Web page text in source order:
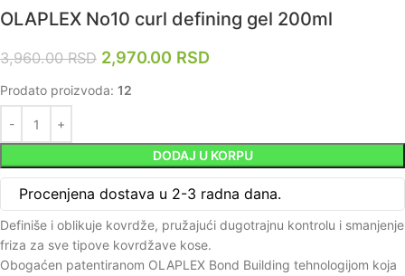
OLAPLEX No10 curl defining gel 200ml
3,960.00RSD 2,970.00 RSD
Prodato proizvoda: 12
DODAJ U KORPU
Procenjena dostava u 2-3 radna dana.
Definiše i oblikuje kovrdže, pružajući dugotrajnu kontrolu i smanjenje
friza za sve tipove kovrdžave kose.
Obogaćen patentiranom OLAPLEX Bond Building tehnologijom koja